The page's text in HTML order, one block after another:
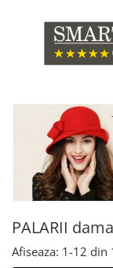
PALARII
Afiseaza: 1-12 din